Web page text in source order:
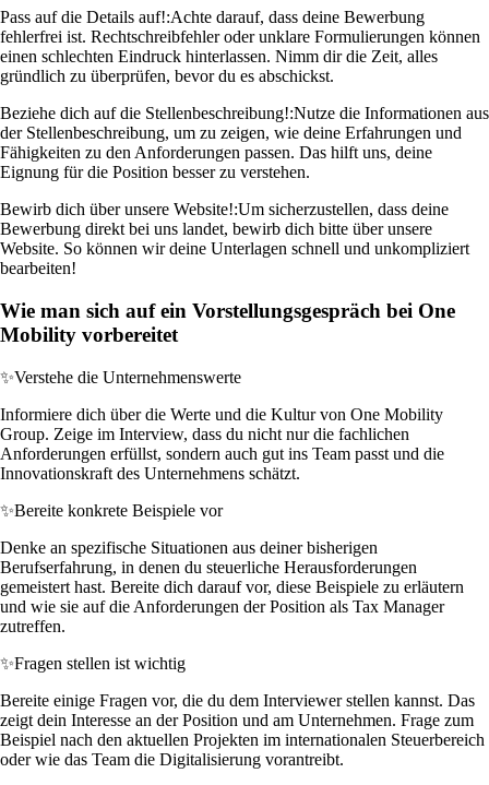
Pass auf die Details auf!:Achte darauf, dass deine Bewerbung
fehlerfrei ist. Rechtschreibfehler oder unklare Formulierungen können
einen schlechten Eindruck hinterlassen. Nimm dir die Zeit, alles
gründlich zu überprüfen, bevor du es abschickst.
Beziehe dich auf die Stellenbeschreibung!:Nutze die Informationen aus
der Stellenbeschreibung, um zu zeigen, wie deine Erfahrungen und
Fähigkeiten zu den Anforderungen passen. Das hilft uns, deine
Eignung für die Position besser zu verstehen.
Bewirb dich über unsere Website!:Um sicherzustellen, dass deine
Bewerbung direkt bei uns landet, bewirb dich bitte über unsere
Website. So können wir deine Unterlagen schnell und unkompliziert
bearbeiten!
Wie man sich auf ein Vorstellungsgespräch bei One
Mobility vorbereitet
✨Verstehe die Unternehmenswerte
Informiere dich über die Werte und die Kultur von One Mobility
Group. Zeige im Interview, dass du nicht nur die fachlichen
Anforderungen erfüllst, sondern auch gut ins Team passt und die
Innovationskraft des Unternehmens schätzt.
✨Bereite konkrete Beispiele vor
Denke an spezifische Situationen aus deiner bisherigen
Berufserfahrung, in denen du steuerliche Herausforderungen
gemeistert hast. Bereite dich darauf vor, diese Beispiele zu erläutern
und wie sie auf die Anforderungen der Position als Tax Manager
zutreffen.
✨Fragen stellen ist wichtig
Bereite einige Fragen vor, die du dem Interviewer stellen kannst. Das
zeigt dein Interesse an der Position und am Unternehmen. Frage zum
Beispiel nach den aktuellen Projekten im internationalen Steuerbereich
oder wie das Team die Digitalisierung vorantreibt.